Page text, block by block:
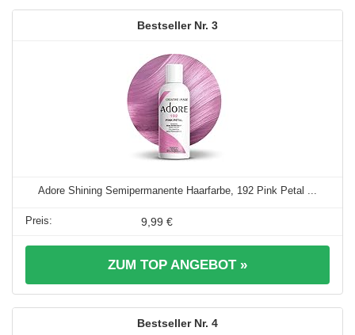
3
Adore Shining Semipermanente Haarfarbe, 192 Pink Petal ...
9,99 €
ZUM TOP ANGEBOT »
4